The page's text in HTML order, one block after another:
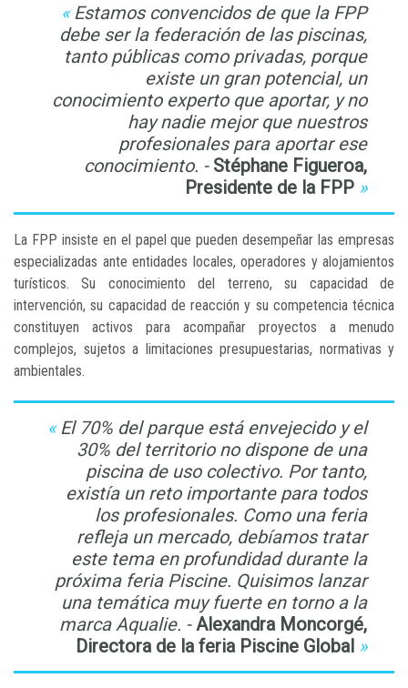
Estamos convencidos de que la FPP
debe ser la federación de las piscinas,
tanto públicas como privadas, porque
existe un gran potencial, un
conocimiento experto que aportar, y no
hay nadie mejor que nuestros
profesionales para aportar ese
conocimiento. - Stéphane Figueroa,
Presidente de la FPP
La FPP insiste en el papel que pueden desempeñar las empresas
especializadas ante entidades locales, operadores y alojamientos
turísticos. Su conocimiento del terreno, su capacidad de
intervención, su capacidad de reacción y su competencia técnica
constituyen activos para acompañar proyectos a menudo
complejos, sujetos a limitaciones presupuestarias, normativas y
ambientales.
El 70% del parque está envejecido y el
30% del territorio no dispone de una
piscina de uso colectivo. Por tanto,
existía un reto importante para todos
los profesionales. Como una feria
refleja un mercado, debíamos tratar
este tema en profundidad durante la
próxima feria Piscine. Quisimos lanzar
una temática muy fuerte en torno a la
marca Aqualie. -Alexandra Moncorgé,
Directora de la feria Piscine Global